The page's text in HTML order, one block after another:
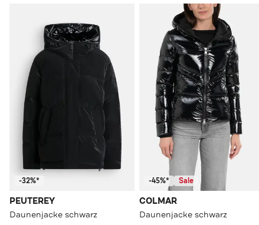
-32%*
PEUTEREY
Daunenjacke schwarz
-45%* Sale
COLMAR
Daunenjacke schwarz